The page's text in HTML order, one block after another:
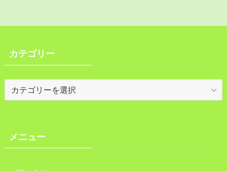
カテゴリー
メニュー